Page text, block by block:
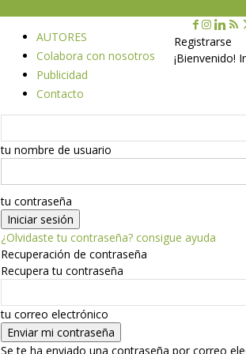
AUTORES
Colabora con nosotros
Publicidad
Contacto
Registrarse
¡Bienvenido!
tu nombre de usuario
tu contraseña
¿Olvidaste tu contraseña? consigue ayuda
Recuperación de contraseña
Recupera tu contraseña
tu correo electrónico
Se te ha enviado una contraseña por correo